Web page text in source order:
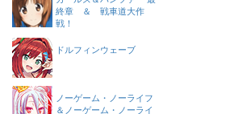
終章 ＆ 戦車道大作
戦！
ドルフィンウェーブ
ノーゲーム・ノーライフ
＆ノーゲーム・ノーライ